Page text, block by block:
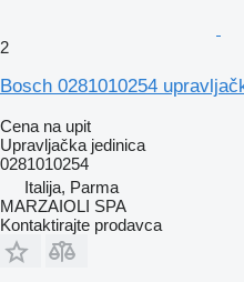
2
Bosch 0281010254
Cena na upit
Upravljačka jedinica
0281010254
Italija, Parma
MARZAIOLI SPA
Kontaktirajte prodavca